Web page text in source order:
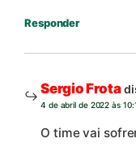
Responder
Sergio Frota
4 de abril de 2022 às
O time vai